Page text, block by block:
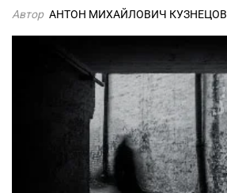
Автор АНТОН МИХАЙЛОВИЧ КУЗНЕЦОВ